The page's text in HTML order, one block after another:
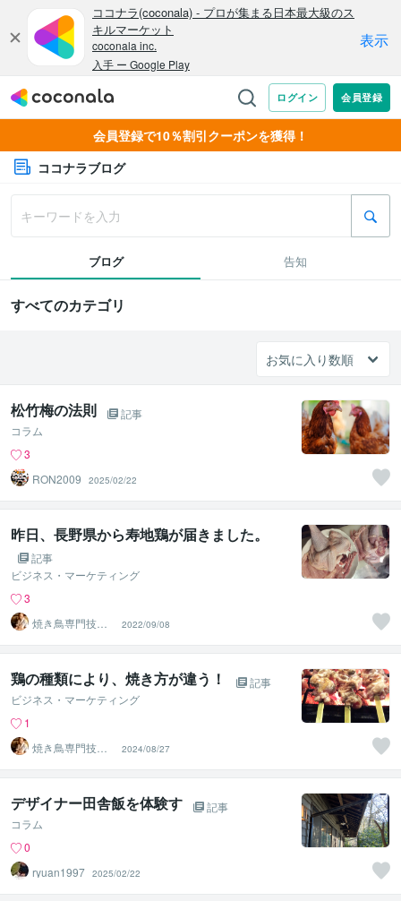
会員登録で10％割引クーポンを獲得！
ココナラブログ
ブログ 告知
すべてのカテゴリ
松竹梅の法則
記事
コラム
3
RON2009
2025/02/22
昨日、長野県から寿地鶏が届きました。
記事
ビジネス・マーケティング
3
焼き鳥専門技術
アドバイザー 前
田！誠二
2022/09/08
鶏の種類により、焼き方が違う！
記事
ビジネス・マーケティング
1
焼き鳥専門技術
アドバイザー 前
田！誠二
2024/08/27
デザイナー田舎飯を体験す
記事
コラム
0
ryuan1997 2025/02/22